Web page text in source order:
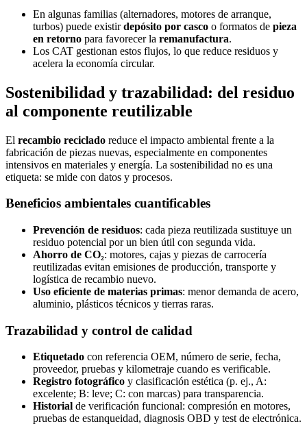
En algunas familias (alternadores, motores de arranque,
turbos) puede existirdepósito por casco o formatos de pieza
en retorno para favorecer la remanufactura.
Los CAT gestionan estos flujos, lo que reduce residuos y
acelera la economía circular.
Sostenibilidad y trazabilidad: del residuo
al componente reutilizable
El recambio reciclado reduce el impacto ambiental frente a la
fabricación de piezas nuevas, especialmente en componentes
intensivos en materiales y energía. La sostenibilidad no es una
etiqueta: se mide con datos y procesos.
Beneficios ambientales cuantificables
Prevención de residuos: cada pieza reutilizada sustituye un
residuo potencial por un bien útil con segunda vida.
Ahorro de CO₂: motores, cajas y piezas de carrocería
reutilizadas evitan emisiones de producción, transporte y
logística de recambio nuevo.
Uso eficiente de materias primas: menor demanda de acero,
aluminio, plásticos técnicos y tierras raras.
Trazabilidad y control de calidad
Etiquetado con referencia OEM, número de serie, fecha,
proveedor, pruebas y kilometraje cuando es verificable.
Registro fotográfico y clasificación estética (p. ej., A:
excelente; B: leve; C: con marcas) para transparencia.
Historial de verificación funcional: compresión en motores,
pruebas de estanqueidad, diagnosis OBD y test de electrónica.